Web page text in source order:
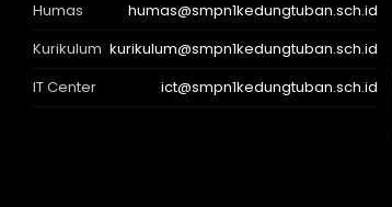
Humas
humas@smpn1kedungtuban.sch.id
Kurikulum kurikulum@smpn1kedungtuban.sch.id
IT Center
ict@smpn1kedungtuban.sch.id